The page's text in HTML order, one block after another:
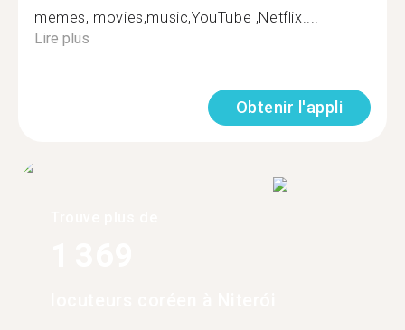
memes, movies,music,YouTube ,Netflix....
Lire plus
Obtenir l'appli